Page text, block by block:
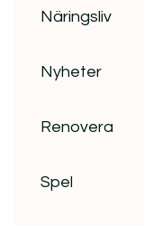
Näringsliv
Nyheter
Renovera
Spel